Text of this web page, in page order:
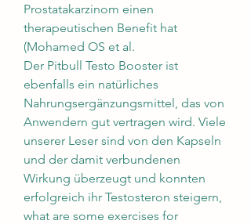
Prostatakarzinom einen
therapeutischen Benefit hat
(Mohamed OS et al.
Der Pitbull Testo Booster ist
ebenfalls ein natürliches
Nahrungsergänzungsmittel, das von
Anwendern gut vertragen wird. Viele
unserer Leser sind von den Kapseln
und der damit verbundenen
Wirkung überzeugt und konnten
erfolgreich ihr Testosteron steigern,
what are some exercises for